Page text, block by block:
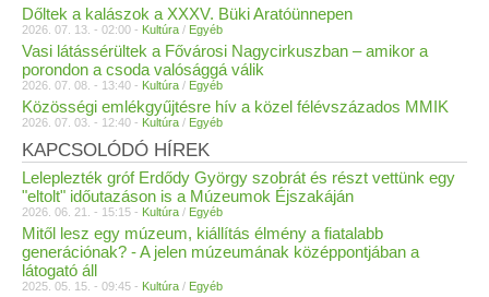
Dőltek a kalászok a XXXV. Büki Aratóünnepen
2026. 07. 13. - 02:00 - Kultúra / Egyéb
Vasi látássérültek a Fővárosi Nagycirkuszban – amikor a
porondon a csoda valósággá válik
2026. 07. 08. - 13:40 - Kultúra / Egyéb
Közösségi emlékgyűjtésre hív a közel félévszázados MMIK
2026. 07. 03. - 12:40 - Kultúra / Egyéb
KAPCSOLÓDÓ HÍREK
Leleplezték gróf Erdődy György szobrát és részt vettünk egy
"eltolt" időutazáson is a Múzeumok Éjszakáján
2026. 06. 21. - 15:15 - Kultúra / Egyéb
Mitől lesz egy múzeum, kiállítás élmény a fiatalabb
generációnak? - A jelen múzeumának középpontjában a
látogató áll
2025. 05. 15. - 09:45 - Kultúra / Egyéb